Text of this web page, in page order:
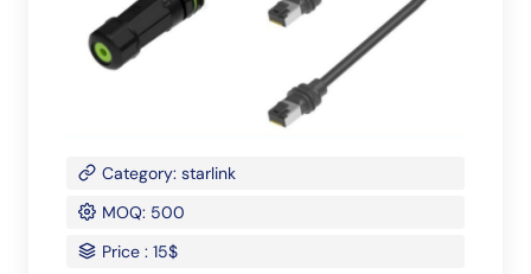
Category: starlink
MOQ: 500
Price : 15$